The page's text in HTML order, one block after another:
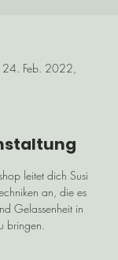
Feb. 2022,
leitet dich Susi
an, die es
Gelassenheit in
bringen.